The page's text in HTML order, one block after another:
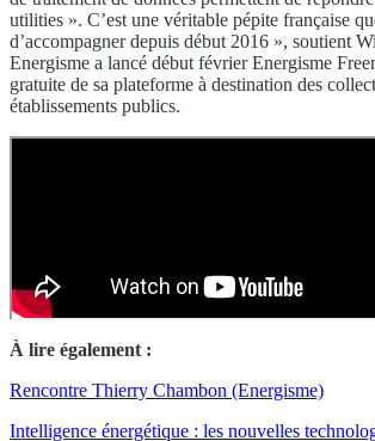
utilities ». C’est une véritable pépite française
d’accompagner depuis début 2016 », soutient
Energisme a lancé début février Energisme
gratuite de sa plateforme à destination des
établissements publics.
À lire également :
Rencontre Thierry Chambon (Energisme)
Intelligence énergétique : les nouvelles